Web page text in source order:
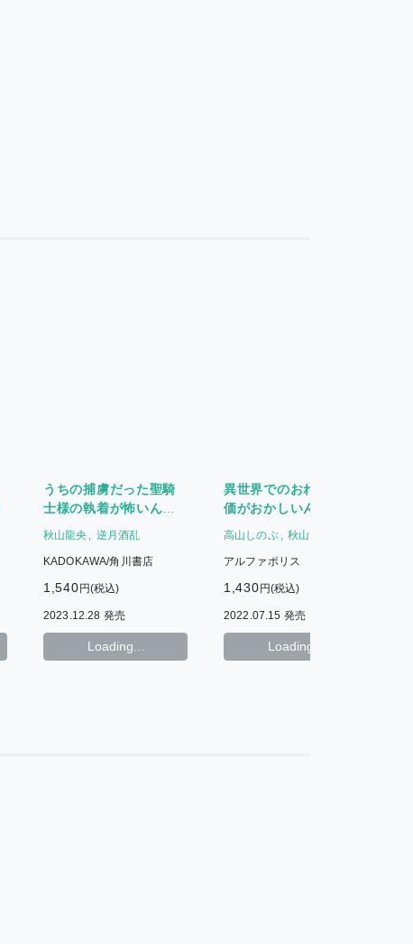
うちの捕虜だった聖騎
士様の執着が怖いんで
すが自業自得ですか?
秋山龍央 逆月酒乱
KADOKAWA/角川書店
1,540 円(税込)
2023.12.28 発売
Loading...
異世界でのおれへの評
価がおかしいんだが 新
婚旅行は波乱万丈でし
高山しのぶ 秋山龍央
アルファポリス
1,430 円(税込)
2022.07.15 発売
Loading...